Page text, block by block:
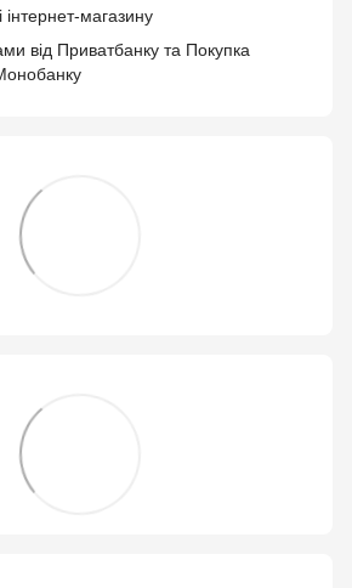
інтернет-магазину
від Приватбанку та Покупка